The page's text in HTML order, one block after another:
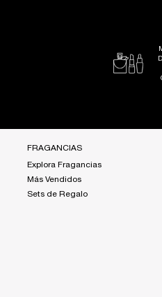
FRAGANCIAS
Explora Fragancias
Más Vendidos
Sets de Regalo